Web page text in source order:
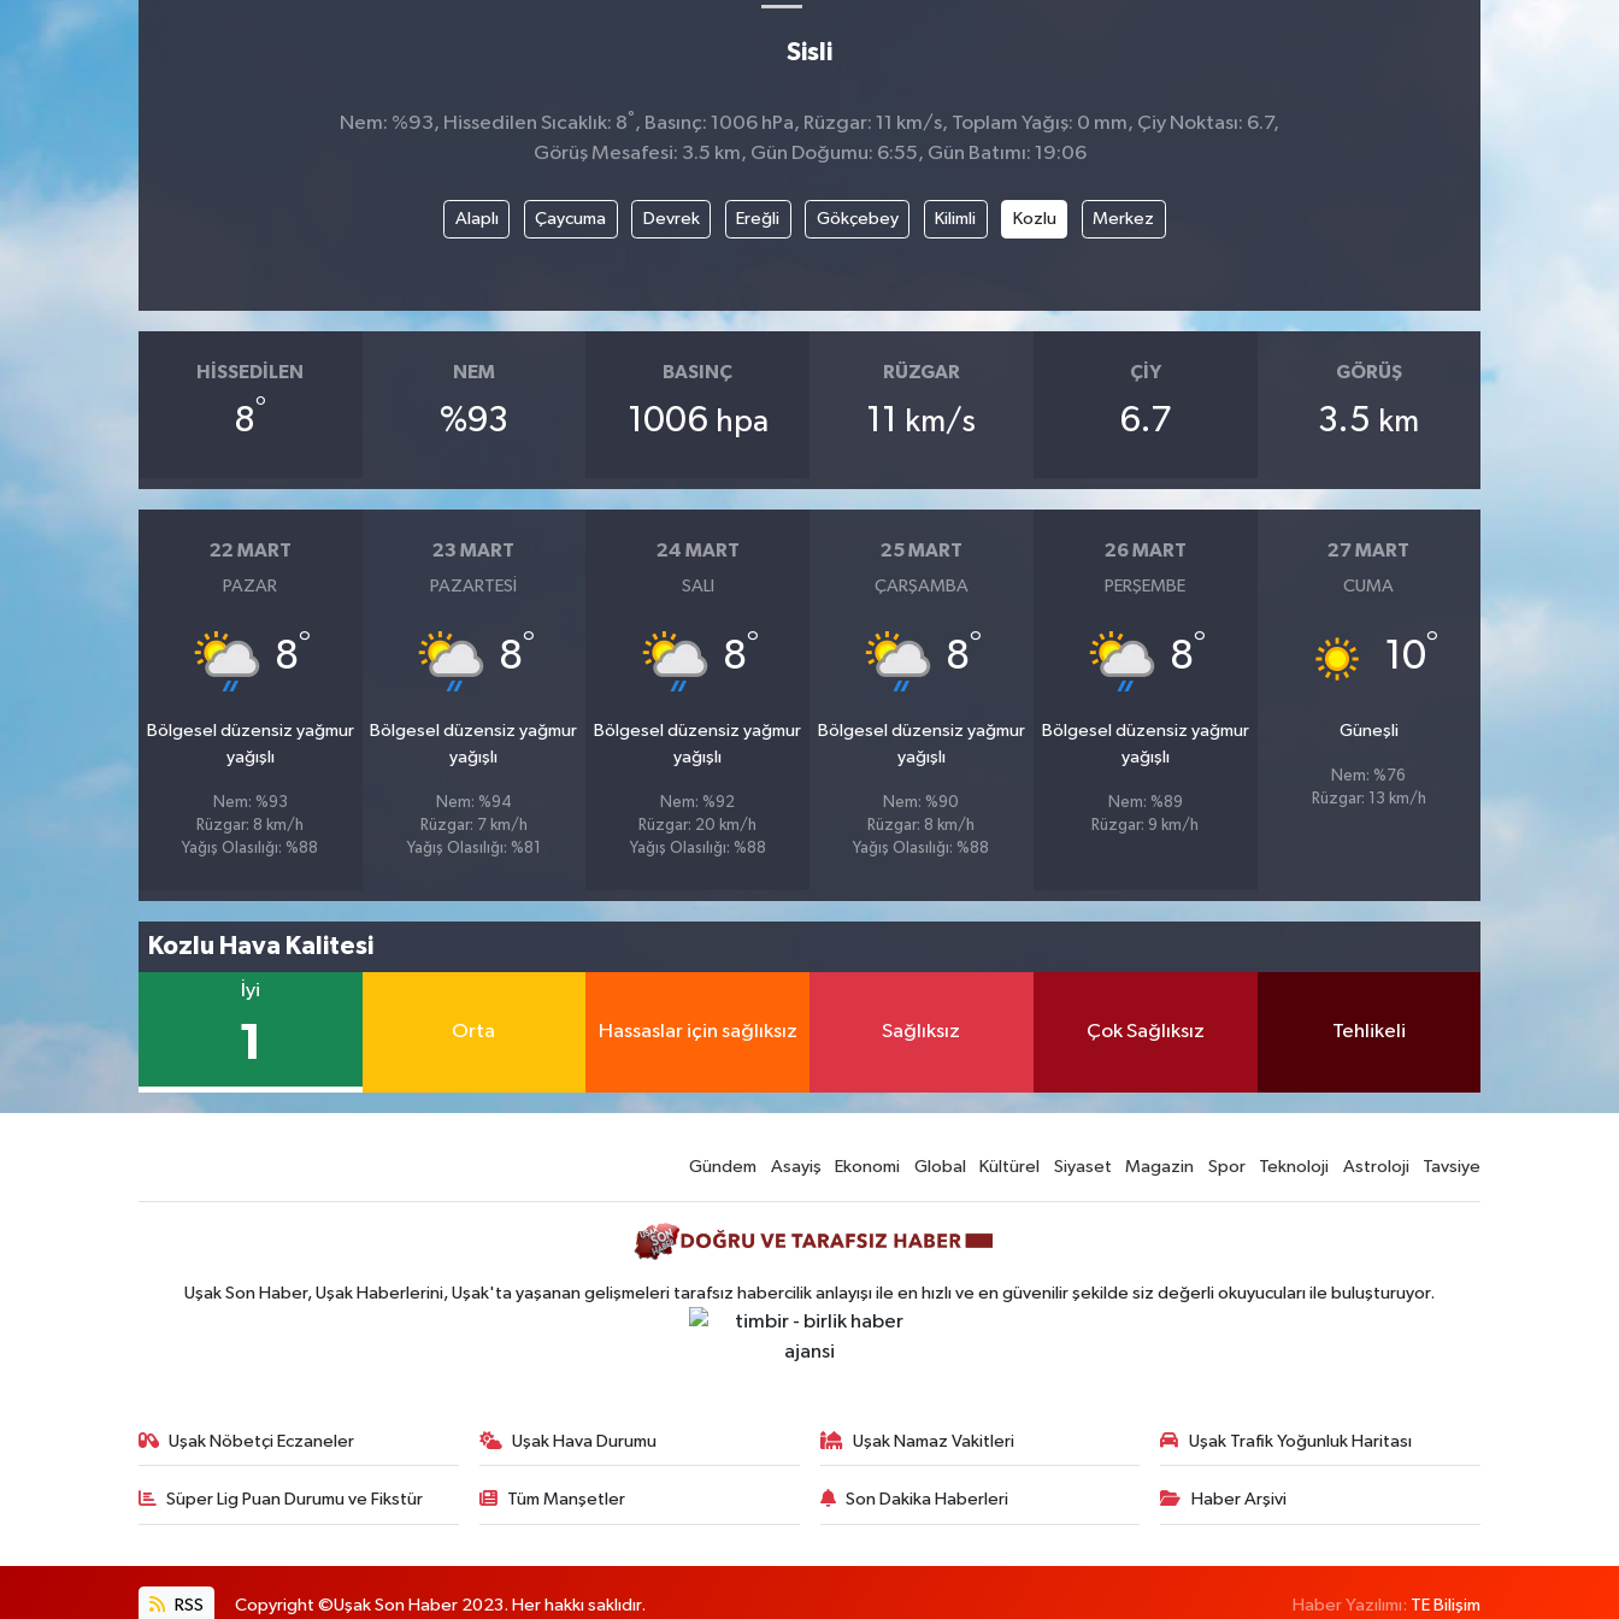
Sisli
Nem: %93, Hissedilen Sıcaklık: 8° , Basınç: 1006 hPa, Rüzgar: 11 km/s, Toplam Yağış: 0 mm, Çiy Noktası: 6.7,
Görüş Mesafesi: 3.5 km, Gün Doğumu: 6:55, Gün Batımı: 19:06
Alaplı Çaycuma Devrek Ereğli Gökçebey Kilimli Kozlu Merkez
HISSEDILEN
8°
NEM
%93
BASINÇ
1006 hpa
RÜZGAR
11 km/s
ÇIY
6.7
GÖRÜŞ
3.5 km
22 MART
PAZAR
8°
Bölgesel düzensiz yağmur
yağışlı
Nem: %93
Rüzgar: 8 km/h
Yağış Olasılığı: %88
23 MART
PAZARTESI
8°
Bölgesel düzensiz yağmur
yağışlı
Nem: %94
Rüzgar: 7 km/h
Yağış Olasılığı: %81
24 MART
SALI
8°
Bölgesel düzensiz yağmur
yağışlı
Nem: %92
Rüzgar: 20 km/h
Yağış Olasılığı: %88
25 MART
ÇARŞAMBA
8°
Bölgesel düzensiz yağmur
yağışlı
Nem: %90
Rüzgar: 8 km/h
Yağış Olasılığı: %88
26 MART
PERŞEMBE
8°
Bölgesel düzensiz yağmur
yağışlı
Nem: %89
Rüzgar: 9 km/h
27 MART
CUMA
10°
Güneşli
Nem: %76
Rüzgar: 13 km/h
Kozlu Hava Kalitesi
İyi
1 Orta Hassaslar için sağlıksız Sağlıksız Çok Sağlıksız Tehlikeli
Gündem Asayiş Ekonomi Global Kültürel Siyaset Magazin Spor Teknoloji Astroloji Tavsiye
Uşak Son Haber, Uşak Haberlerini, Uşak'ta yaşanan gelişmeleri tarafsız habercilik anlayışı ile en hızlı ve en güvenilir şekilde siz değerli okuyucuları ile buluşturuyor.
Uşak Nöbetçi Eczaneler Uşak Hava Durumu Uşak Namaz Vakitleri Uşak Trafik Yoğunluk Haritası
Süper Lig Puan Durumu ve Fikstür Tüm Manşetler Son Dakika Haberleri Haber Arşivi
RSS Copyright ©Uşak Son Haber 2023. Her hakkı saklıdır. Haber Yazılımı: TE Bilişim